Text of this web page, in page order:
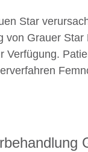
Star
von Grauer
Verfügung.